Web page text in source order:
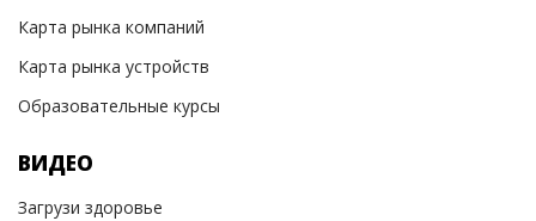
Карта рынка компаний
Карта рынка устройств
Образовательные курсы
ВИДЕО
Загрузи здоровье